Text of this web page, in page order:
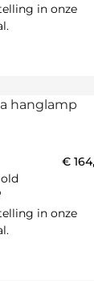
in onze
in onze
€
in onze
in onze